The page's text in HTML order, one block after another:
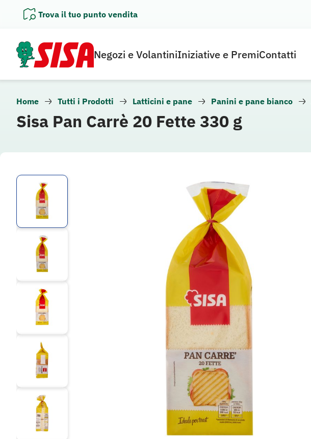
Trova il tuo punto vendita
Negozi e VolantiniIniziative e PremiContatti
Home Tutti i Prodotti Latticini e pane Panini e pane bianco
Sisa Pan Carrè 20 Fette 330 g